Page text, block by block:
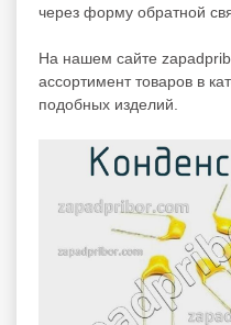
через форму обратной
На нашем сайте
ассортимент товаров в
подобных изделий.